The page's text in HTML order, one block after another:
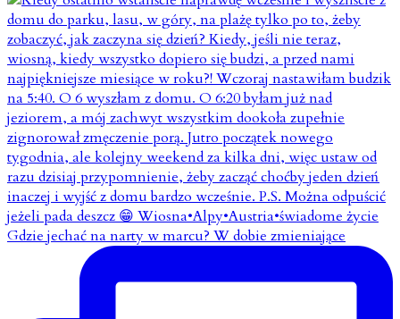
Gdzie jechać na narty w marcu? W dobie zmieniające